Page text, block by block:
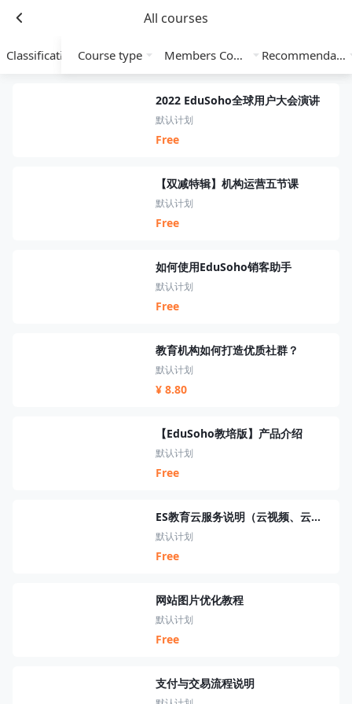
All courses
Classification Course type Members Course Recommendation
2022 EduSoho全球用户大会演讲
默认计划
Free
【双减特辑】机构运营五节课
默认计划
Free
如何使用EduSoho销客助手
默认计划
Free
教育机构如何打造优质社群？
默认计划
¥ 8.80
【EduSoho教培版】产品介绍
默认计划
Free
ES教育云服务说明（云视频、云短信、云资源、云搜索、云直播）
默认计划
Free
网站图片优化教程
默认计划
Free
支付与交易流程说明